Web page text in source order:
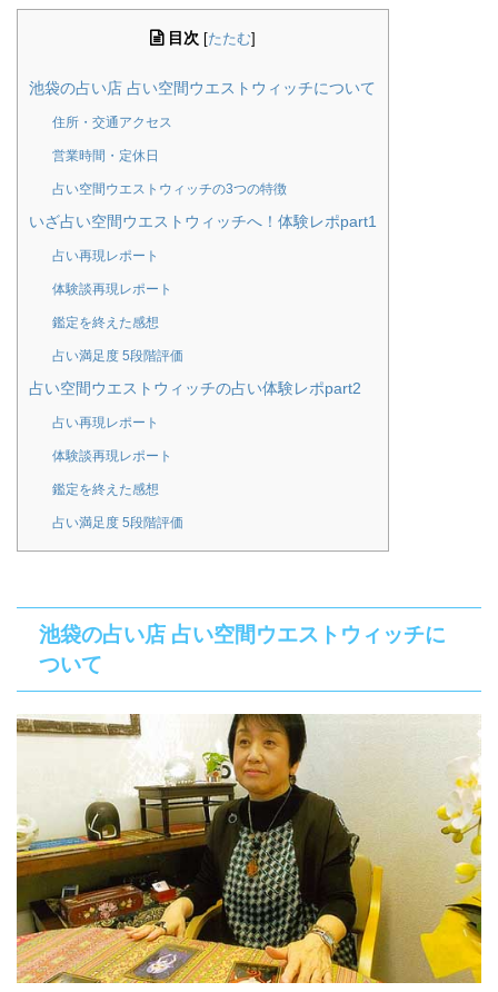
目次 たたむ
池袋の占い店 占い空間ウエストウィッチについて
住所・交通アクセス
営業時間・定休日
占い空間ウエストウィッチの3つの特徴
いざ占い空間ウエストウィッチへ！体験レポpart1
占い再現レポート
体験談再現レポート
鑑定を終えた感想
占い満足度 5段階評価
占い空間ウエストウィッチの占い体験レポpart2
占い再現レポート
体験談再現レポート
鑑定を終えた感想
占い満足度 5段階評価
池袋の占い店 占い空間ウエストウィッチに
ついて